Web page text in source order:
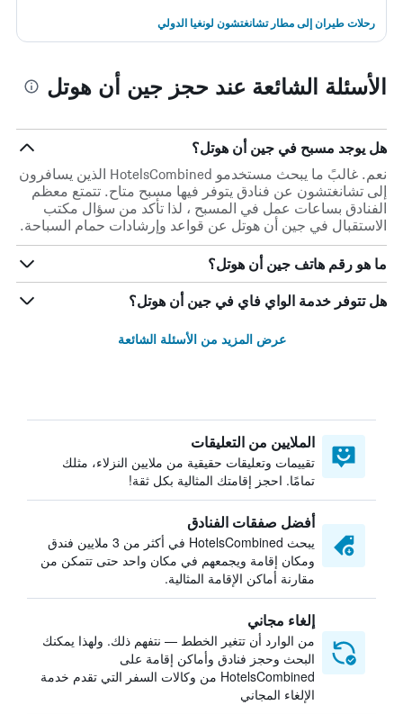
رحلات طيران إلى مطار تشانغتشون لونغيا الدولي
الأسئلة الشائعة عند حجز جين أن هوتل
هل يوجد مسبح في جين أن هوتل؟
نعم. غالبً ما يبحث مستخدمو HotelsCombined الذين يسافرون
إلى تشانغتشون عن فنادق يتوفر فيها مسبح متاح. تتمتع معظم
الفنادق بساعات عمل في المسبح ، لذا تأكد من سؤال مكتب
الاستقبال في جين أن هوتل عن قواعد وإرشادات حمام السباحة.
ما هو رقم هاتف جين أن هوتل؟
هل تتوفر خدمة الواي فاي في جين أن هوتل؟
عرض المزيد من الأسئلة الشائعة
الملايين من التعليقات
تقييمات وتعليقات حقيقية من ملايين النزلاء، مثلك
تمامًا. احجز إقامتك المثالية بكل ثقة!
أفضل صفقات الفنادق
يبحث HotelsCombined في أكثر من 3 ملايين فندق
ومكان إقامة ويجمعهم في مكان واحد حتى تتمكن من
مقارنة أماكن الإقامة المثالية.
إلغاء مجاني
من الوارد أن تتغير الخطط — نتفهم ذلك. ولهذا يمكنك
البحث وحجز فنادق وأماكن إقامة على
HotelsCombined من وكالات السفر التي تقدم خدمة
الإلغاء المجاني